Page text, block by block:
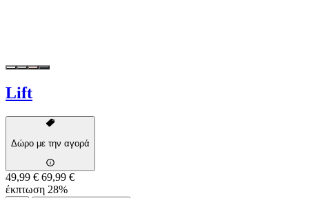
Lift
Δώρο με την αγορά
49,99 € 69,99 €
έκπτωση 28%